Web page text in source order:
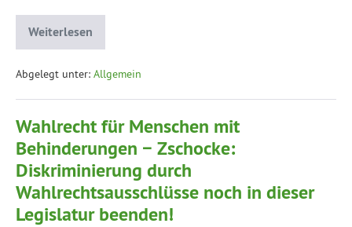
Weiterlesen
Abgelegt unter: Allgemein
Wahlrecht für Menschen mit
Behinderungen − Zschocke:
Diskriminierung durch
Wahlrechtsausschlüsse noch in dieser
Legislatur beenden!